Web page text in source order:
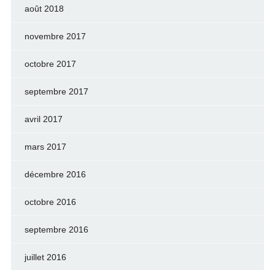
août 2018
novembre 2017
octobre 2017
septembre 2017
avril 2017
mars 2017
décembre 2016
octobre 2016
septembre 2016
juillet 2016